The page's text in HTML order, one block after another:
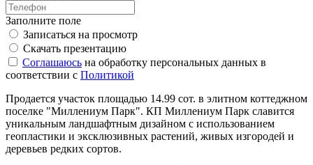
Заполните поле
Записаться на просмотр
Скачать презентацию
Соглашаюсь на обработку персональных данных в
соответствии с Политикой
Продается участок площадью 14.99 сот. в элитном коттеджном
поселке "Миллениум Парк". КП Миллениум Парк славится
уникальным ландшафтным дизайном с использованием
геопластики и эксклюзивных растений, живых изгородей и
деревьев редких сортов.